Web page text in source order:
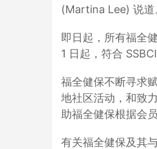
(Martina Lee) 说道
即日起，所有福全
1 日起，符合
福全健保不断寻求
地社区活动，和致
助福全健保根据会
有关福全健保及其